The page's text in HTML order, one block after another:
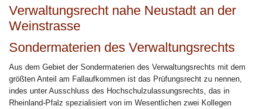
Verwaltungsrecht nahe Neustadt an der
Weinstrasse
Sondermaterien des Verwaltungsrechts
Aus dem Gebiet der Sondermaterien des Verwaltungsrechts mit dem
größten Anteil am Fallaufkommen ist das Prüfungsrecht zu nennen,
indes unter Ausschluss des Hochschulzulassungsrechts, das in
Rheinland-Pfalz spezialisiert von im Wesentlichen zwei Kollegen